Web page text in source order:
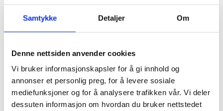
Samtykke Detaljer Om
Denne nettsiden anvender cookies
Vi bruker informasjonskapsler for å gi innhold og
annonser et personlig preg, for å levere sosiale
mediefunksjoner og for å analysere trafikken vår. Vi deler
dessuten informasjon om hvordan du bruker nettstedet